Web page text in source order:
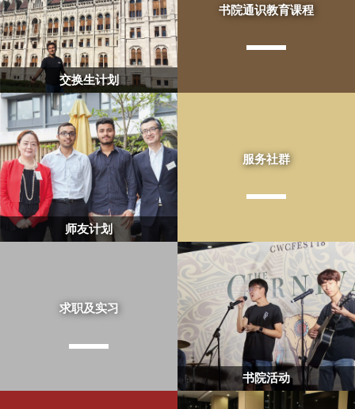
交换生计划
书院通识教育课程
师友计划
服务社群
求职及实习
书院活动